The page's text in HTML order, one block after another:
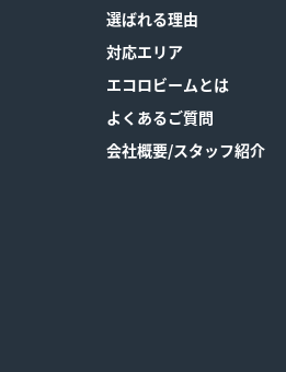
選ばれる理由
対応エリア
エコロビームとは
よくあるご質問
会社概要/スタッフ紹介